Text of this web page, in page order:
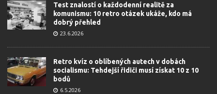
Test znalostí o každodenní realitě za
komunismu: 10 retro otázek ukáže, kdo má
dobrý přehled
23.6.2026
Retro kvíz o oblíbených autech v dobách
socialismu: Tehdejší řidiči musí získat 10 z 10
bodů
6.5.2026